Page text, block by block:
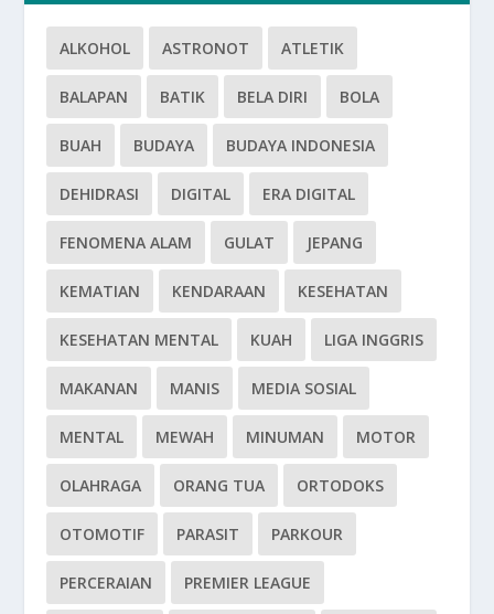
ALKOHOL ASTRONOT ATLETIK
BALAPAN BATIK BELA DIRI BOLA
BUAH BUDAYA BUDAYA INDONESIA
DEHIDRASI DIGITAL ERA DIGITAL
FENOMENA ALAM GULAT JEPANG
KEMATIAN KENDARAAN KESEHATAN
KESEHATAN MENTAL KUAH LIGA INGGRIS
MAKANAN MANIS MEDIA SOSIAL
MENTAL MEWAH MINUMAN MOTOR
OLAHRAGA ORANG TUA ORTODOKS
OTOMOTIF PARASIT PARKOUR
PERCERAIAN PREMIER LEAGUE